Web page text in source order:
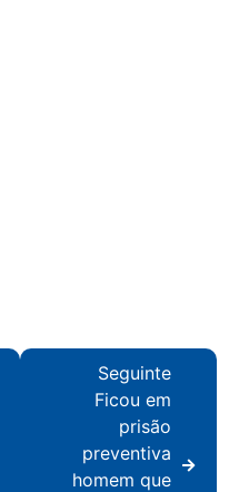
Seguinte
Ficou em
prisão
preventiva
homem que